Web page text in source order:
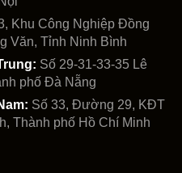
Khu Công Nghiệp Đồng
Văn, Tỉnh Ninh Bình
Số 29-31-33-35 Lê
phố Đà Nẵng
Số 33, Đường 29, KĐT
Thành phố Hồ Chí Minh